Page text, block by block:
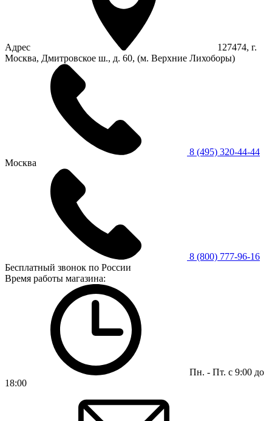
Адрес
127474, г.
Москва, Дмитровское ш., д. 60, (м. Верхние Лихоборы)
8 (495) 320-44-44
Москва
8 (800) 777-96-16
Бесплатный звонок по России
Время работы магазина:
Пн. - Пт. с 9:00 до
18:00